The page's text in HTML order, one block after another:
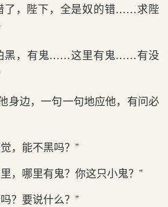
了，陛下，全是奴的错……求陛
黑，有鬼……这里有鬼……有没
身边，一句一句地应他，有问必
，能不黑吗？”
，哪里有鬼？你这只小鬼？”
？要说什么？”